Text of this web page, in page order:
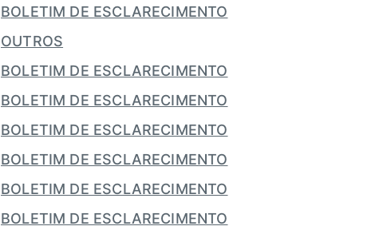
BOLETIM DE ESCLARECIMENTO
OUTROS
BOLETIM DE ESCLARECIMENTO
BOLETIM DE ESCLARECIMENTO
BOLETIM DE ESCLARECIMENTO
BOLETIM DE ESCLARECIMENTO
BOLETIM DE ESCLARECIMENTO
BOLETIM DE ESCLARECIMENTO